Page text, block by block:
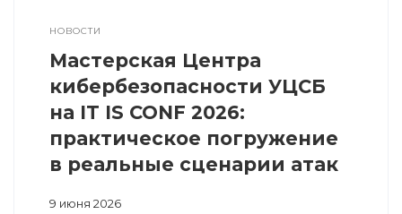
НОВОСТИ
Мастерская Центра
кибербезопасности УЦСБ
на IT IS CONF 2026:
практическое погружение
в реальные сценарии атак
9 июня 2026